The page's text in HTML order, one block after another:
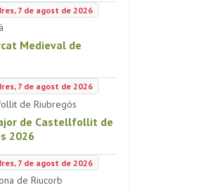
7 de agost de 2026
Medieval de
7 de agost de 2026
de Riubregós
de Castellfollit de
2026
7 de agost de 2026
de Riucorb